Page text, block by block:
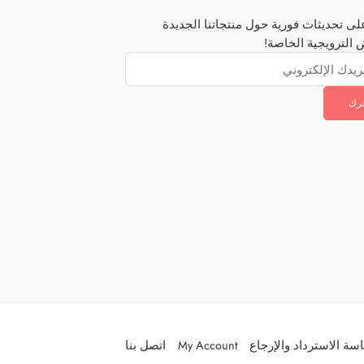
تحديثات فورية حول منتجاتنا الجديدة
الترويجية الخاصة!
الاسترداد والإرجاع My Account اتصل بنا